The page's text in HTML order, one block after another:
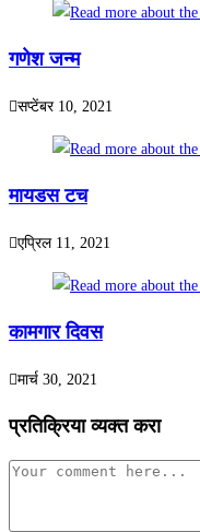
गणेश जन्म
सप्टेंबर 10, 2021
मायडस टच
एप्रिल 11, 2021
कामगार दिवस
मार्च 30, 2021
प्रतिक्रिया व्यक्त करा